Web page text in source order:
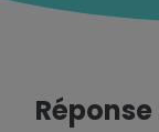
Réponse